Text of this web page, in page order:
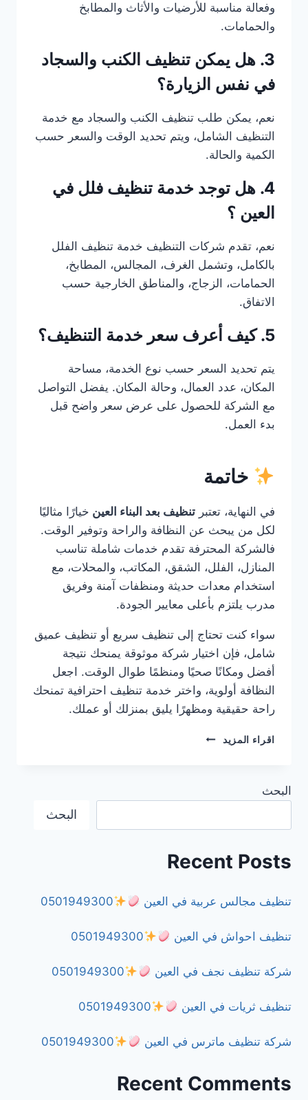
وفعالة مناسبة للأرضيات والأثاث والمطابخ
والحمامات.
3. هل يمكن تنظيف الكنب والسجاد
في نفس الزيارة؟
نعم، يمكن طلب تنظيف الكنب والسجاد مع خدمة
التنظيف الشامل، ويتم تحديد الوقت والسعر حسب
الكمية والحالة.
4. هل توجد خدمة تنظيف فلل في
العين ؟
نعم، تقدم شركات التنظيف خدمة تنظيف الفلل
بالكامل، وتشمل الغرف، المجالس، المطابخ،
الحمامات، الزجاج، والمناطق الخارجية حسب
الاتفاق.
5. كيف أعرف سعر خدمة التنظيف؟
يتم تحديد السعر حسب نوع الخدمة، مساحة
المكان، عدد العمال، وحالة المكان. يفضل التواصل
مع الشركة للحصول على عرض سعر واضح قبل
بدء العمل.
خاتمة
في النهاية، تعتبر تنظيف بعد البناء العين خيارًا مثاليًا
لكل من يبحث عن النظافة والراحة وتوفير الوقت.
فالشركة المحترفة تقدم خدمات شاملة تناسب
المنازل، الفلل، الشقق، المكاتب، والمحلات، مع
استخدام معدات حديثة ومنظفات آمنة وفريق
مدرب يلتزم بأعلى معايير الجودة.
سواء كنت تحتاج إلى تنظيف سريع أو تنظيف عميق
شامل، فإن اختيار شركة موثوقة يمنحك نتيجة
أفضل ومكانًا صحيًا ومنظمًا طوال الوقت. اجعل
النظافة أولوية، واختر خدمة تنظيف احترافية تمنحك
راحة حقيقية ومظهرًا يليق بمنزلك أو عملك.
اقراء المزيد
تنظيف
البحث
البحث
Recent Posts
تنظيف مجالس عربية في العين 0501949300
تنظيف احواش في العين 0501949300
شركة تنظيف نجف في العين 0501949300
تنظيف ثريات في العين 0501949300
شركة تنظيف ماترس في العين 0501949300
Recent Comments